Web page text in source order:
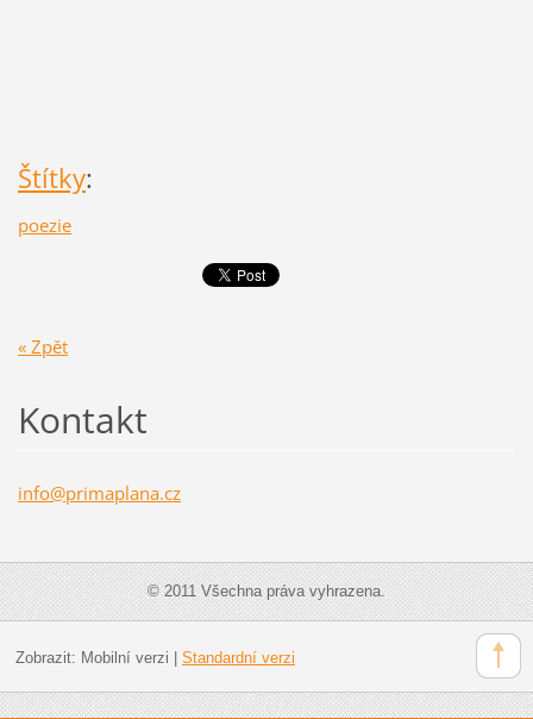
Štítky:
poezie
« Zpět
Kontakt
info@primaplana.cz
© 2011 Všechna práva vyhrazena.
Zobrazit: Mobilní verzi Standardní verzi